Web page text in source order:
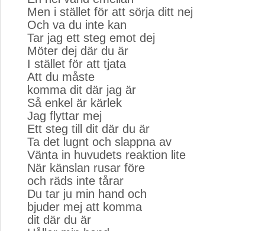
Men i stället för att sörja ditt nej
Och va du inte kan
Tar jag ett steg emot dej
Möter dej där du är
I stället för att tjata
Att du måste
komma dit där jag är
Så enkel är kärlek
Jag flyttar mej
Ett steg till dit där du är
Ta det lugnt och slappna av
Vänta in huvudets reaktion lite
När känslan rusar före
och räds inte tårar
Du tar ju min hand och
bjuder mej att komma
dit där du är